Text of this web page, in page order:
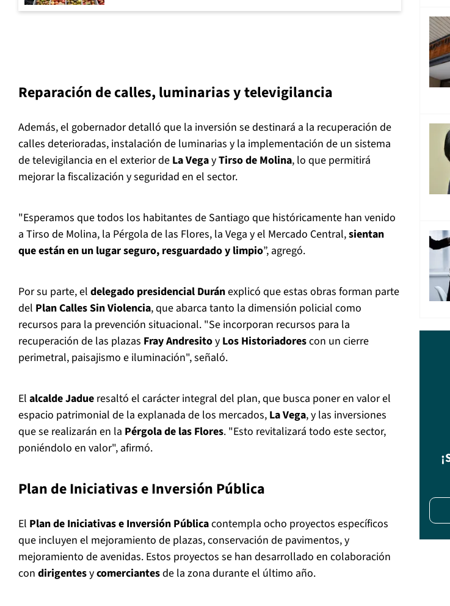
Reparación de calles, luminarias y televigilancia
Además, el gobernador detalló que la inversión se destinará a la recuperación de
calles deterioradas, instalación de luminarias y la implementación de un sistema
de televigilancia en el exterior de La VegayTirso de Molina, lo que permitirá
mejorar la fiscalización y seguridad en el sector.
"Esperamos que todos los habitantes de Santiago que históricamente han venido
a Tirso de Molina, la Pérgola de las Flores, la Vega y el Mercado Central,sientan
que están en un lugar seguro, resguardado y limpio”, agregó.
Por su parte, el delegado presidencial Duránexplicó que estas obras forman parte
del Plan Calles Sin Violencia, que abarca tanto la dimensión policial como
recursos para la prevención situacional. "Se incorporan recursos para la
recuperación de las plazas Fray Andresitoy Los Historiadorescon un cierre
perimetral, paisajismo e iluminación", señaló.
El alcalde Jadue resaltó el carácter integral del plan, que busca poner en valor el
espacio patrimonial de la explanada de los mercados, La Vega, y las inversiones
que se realizarán en la Pérgola de las Flores. "Esto revitalizará todo este sector,
poniéndolo en valor", afirmó.
Plan de Iniciativas e Inversión Pública
El Plan de Iniciativas e Inversión Públicacontempla ocho proyectos específicos
que incluyen el mejoramiento de plazas, conservación de pavimentos, y
mejoramiento de avenidas. Estos proyectos se han desarrollado en colaboración
con dirigentesycomerciantesde la zona durante el último año.